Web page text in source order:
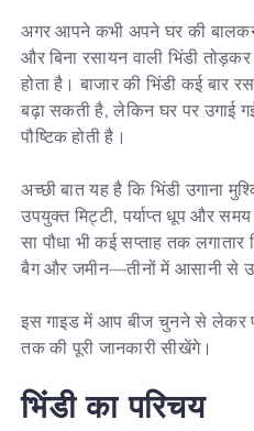
अगर आपने कभी अपने घर की
और बिना रसायन वाली भिंडी
होता है। बाजार की भिंडी कई बार
बढ़ा सकती है, लेकिन घर पर उगाई
पौष्टिक होती है।
अच्छी बात यह है कि भिंडी उगाना
उपयुक्त मिट्टी, पर्याप्त धूप और समय
सा पौधा भी कई सप्ताह तक
बैग और जमीन—तीनों में आसानी से
इस गाइड में आप बीज चुनने से लेकर
तक की पूरी जानकारी सीखेंगे।
भिंडी का परिचय